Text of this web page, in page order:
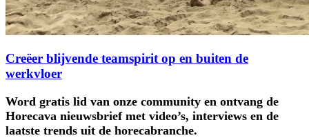
Creëer blijvende teamspirit op en buiten de
werkvloer
Word gratis lid van onze community en ontvang de
Horecava nieuwsbrief met video’s, interviews en de
laatste trends uit de horecabranche.